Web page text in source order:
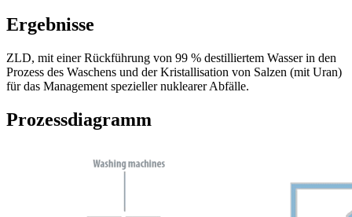
Ergebnisse
ZLD, mit einer Rückführung von 99 % destilliertem Wasser in den
Prozess des Waschens und der Kristallisation von Salzen (mit Uran)
für das Management spezieller nuklearer Abfälle.
Prozessdiagramm